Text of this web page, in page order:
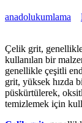
anadolukumlama
Çelik grit,
kullanılan bir
genellikle çeşitli
grit, yüksek hızda
püskürtülerek,
temizlemek için